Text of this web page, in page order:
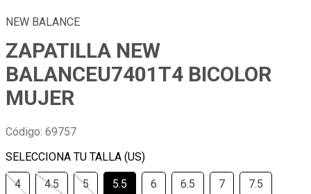
NEW BALANCE
ZAPATILLA NEW
BALANCEU7401T4 BICOLOR
MUJER
Código: 69757
4 4.5 5 5.5 6 6.5 7 7.5